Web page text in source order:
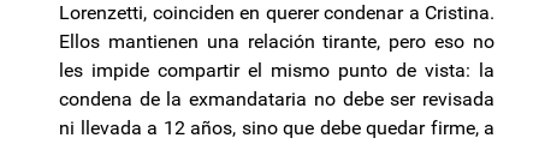
Lorenzetti, coinciden en querer condenar a Cristina.
Ellos mantienen una relación tirante, pero eso no
les impide compartir el mismo punto de vista: la
condena de la exmandataria no debe ser revisada
ni llevada a 12 años, sino que debe quedar firme, a